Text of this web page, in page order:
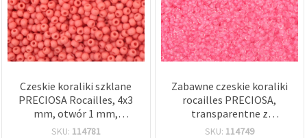
Czeskie koraliki szklane
PRECIOSA Rocailles, 4x3
mm, otwór 1 mm,
matowe nieprzezroczyste
SKU: 114781
Zabawne czeskie koraliki
rocailles PRECIOSA,
transparentne z
jaskraworóżowym
SKU: 114749